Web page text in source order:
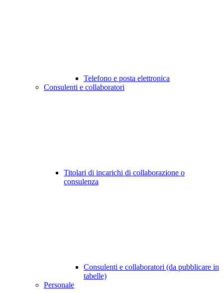
Telefono e posta elettronica
Consulenti e collaboratori
Titolari di incarichi di collaborazione o
consulenza
Consulenti e collaboratori (da pubblicare in
tabelle)
Personale